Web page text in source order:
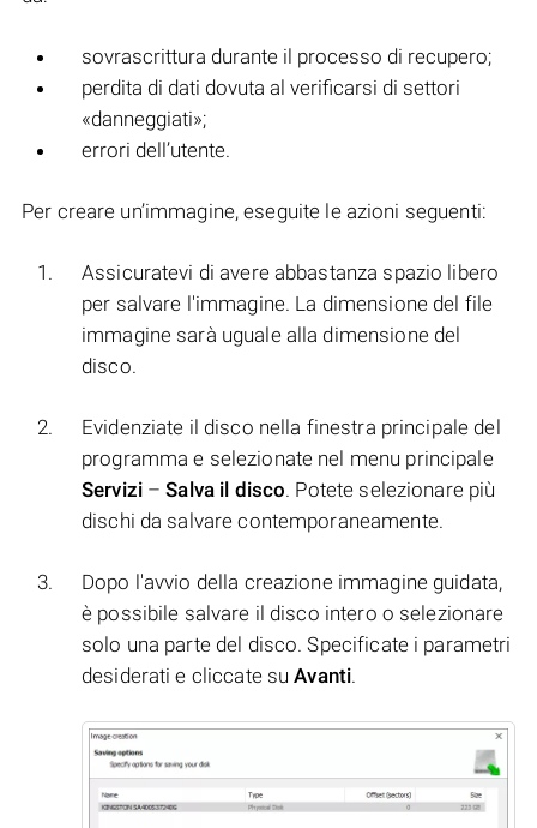
sovrascrittura durante il processo di recupero;
perdita di dati dovuta al verificarsi di settori
«danneggiati»;
errori dell’utente.
Per creare un’immagine, eseguite le azioni seguenti:
Assicuratevi di avere abbastanza spazio libero
per salvare l'immagine. La dimensione del file
immagine sarà uguale alla dimensione del
disco.
Evidenziate il disco nella finestra principale del
programma e selezionate nel menu principale
Servizi–Salva il disco. Potete selezionare più
dischi da salvare contemporaneamente.
Dopo l'avvio della creazione immagine guidata,
è possibile salvare il disco intero o selezionare
solo una parte del disco. Specificate i parametri
desiderati e cliccate suAvanti.